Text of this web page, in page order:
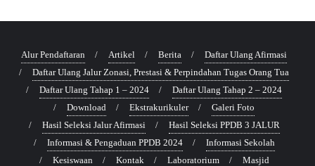
Alur Pendaftaran Artikel Berita
Daftar Ulang Afirmasi
Daftar Ulang Jalur Zonasi, Prestasi & Perpindahan Tugas Orang Tua
Daftar Ulang Tahap 1 – 2024
Daftar Ulang Tahap 2 – 2024
Download
Ekstrakurikuler
Galeri Foto
Hasil Seleksi Jalur Afirmasi
Hasil Seleksi PPDB 3 JALUR
Informasi & Pengaduan PPDB 2024
Informasi Sekolah
Kesiswaan
Kontak Laboratorium
Masjid